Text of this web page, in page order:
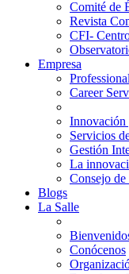
Comité de
Revista
CFI-
Empresa
Career
Servicios
Gestión
La
Consejo de
Blogs
La Salle
Conócenos